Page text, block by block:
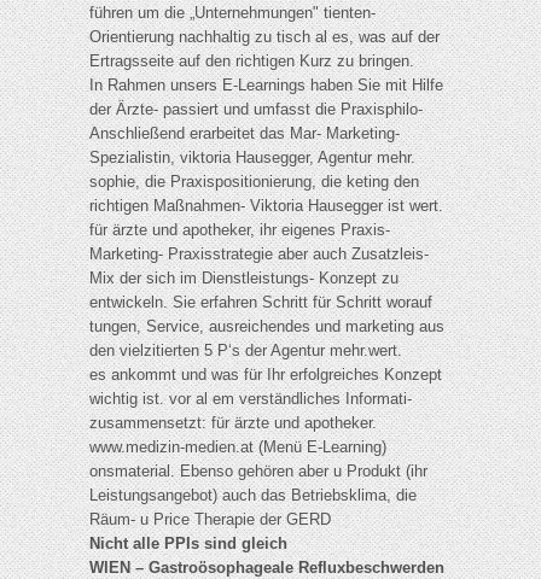
führen um die „Unternehmungen" tienten-
Orientierung nachhaltig zu tisch al es, was auf der
Ertragsseite auf den richtigen Kurz zu bringen.
In Rahmen unsers E-Learnings haben Sie mit Hilfe
der Ärzte- passiert und umfasst die Praxisphilo-
Anschließend erarbeitet das Mar- Marketing-
Spezialistin, viktoria Hausegger, Agentur mehr.
sophie, die Praxispositionierung, die keting den
richtigen Maßnahmen- Viktoria Hausegger ist wert.
für ärzte und apotheker, ihr eigenes Praxis-
Marketing- Praxisstrategie aber auch Zusatzleis-
Mix der sich im Dienstleistungs- Konzept zu
entwickeln. Sie erfahren Schritt für Schritt worauf
tungen, Service, ausreichendes und marketing aus
den vielzitierten 5 P‘s der Agentur mehr.wert.
es ankommt und was für Ihr erfolgreiches Konzept
wichtig ist. vor al em verständliches Informati-
zusammensetzt: für ärzte und apotheker.
www.medizin-medien.at (Menü E-Learning)
onsmaterial. Ebenso gehören aber u Produkt (ihr
Leistungsangebot) auch das Betriebsklima, die
Räum- u Price Therapie der GERD
Nicht alle PPIs sind gleich
WIEN – Gastroösophageale Refluxbeschwerden